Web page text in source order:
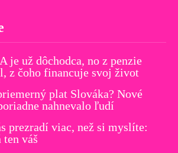
je už dôchodca, no z penzie
z čoho financuje svoj život
plat Slováka? Nové
nahnevalo ľudí
prezradí viac, než si myslíte:
ten váš